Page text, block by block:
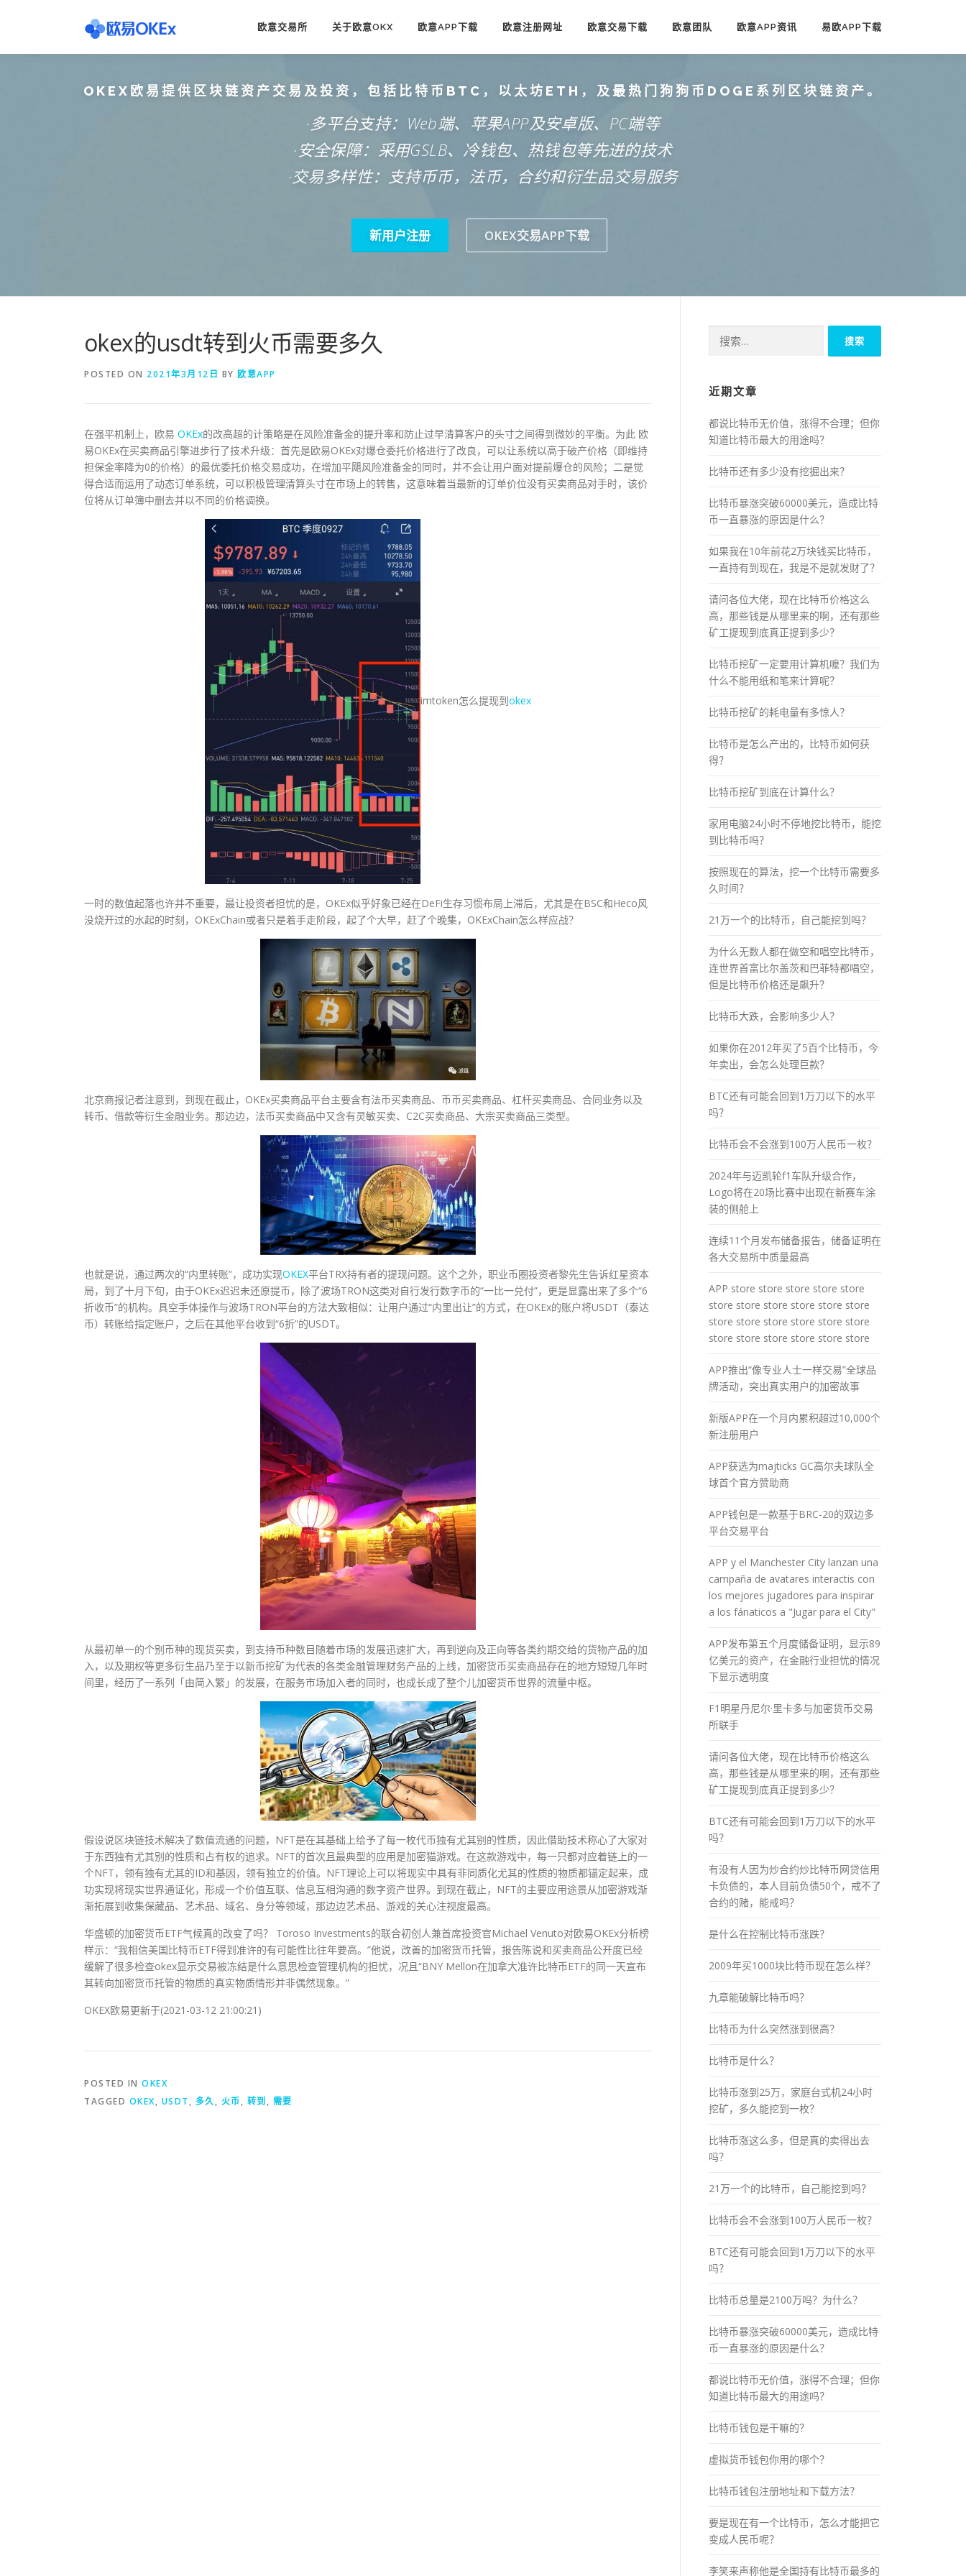
欧意交易所 关于欧意OKX 欧意APP下载 欧意注册网址 欧意交易下载 欧意团队 欧意APP资讯 易欧APP下载
OKEX欧易提供区块链资产交易及投资，包括比特币BTC，以太坊ETH，及最热门狗狗币DOGE系列区块链资产。
·多平台支持：Web端、苹果APP及安卓版、PC端等
·安全保障：采用GSLB、冷钱包、热钱包等先进的技术
·交易多样性：支持币币，法币，合约和衍生品交易服务
新用户注册 OKEX交易APP下载
okex的usdt转到火币需要多久
POSTED ON 2021年3月12日 BY 欧意APP
在强平机制上，欧易 OKEx的改高超的计策略是在风险准备金的提升率和防止过早清算客户的头寸之间得到微妙的平衡。为此 欧
易OKEx在买卖商品引擎进步行了技术升级：首先是欧易OKEx对爆仓委托价格进行了改良，可以让系统以高于破产价格（即维持
担保金率降为0的价格）的最优委托价格交易成功，在增加平飓风险准备金的同时，并不会让用户面对提前爆仓的风险；二是觉
得合适而运用了动态订单系统，可以积极管理清算头寸在市场上的转售，这意味着当最新的订单价位没有买卖商品对手时，该价
位将从订单簿中删去并以不同的价格调换。
imtoken怎么提现到okex
一时的数值起落也许并不重要，最让投资者担忧的是，OKEx似乎好象已经在DeFi生存习惯布局上滞后，尤其是在BSC和Heco风
没烧开过的水起的时刻，OKExChain或者只是着手走阶段，起了个大早，赶了个晚集，OKExChain怎么样应战？
北京商报记者注意到，到现在截止，OKEx买卖商品平台主要含有法币买卖商品、币币买卖商品、杠杆买卖商品、合同业务以及
转币、借款等衍生金融业务。那边边，法币买卖商品中又含有灵敏买卖、C2C买卖商品、大宗买卖商品三类型。
也就是说，通过两次的“内里转账”，成功实现OKEX平台TRX持有者的提现问题。这个之外，职业币圈投资者黎先生告诉红星资本
局，到了十月下旬，由于OKEx迟迟未还原提币，除了波场TRON这类对自行发行数字币的“一比一兑付”，更是显露出来了多个“6
折收币”的机构。具空手体操作与波场TRON平台的方法大致相似：让用户通过“内里出让”的方式，在OKEx的账户将USDT（泰达
币）转账给指定账户，之后在其他平台收到“6折”的USDT。
从最初单一的个别币种的现货买卖，到支持币种数目随着市场的发展迅速扩大，再到逆向及正向等各类约期交给的货物产品的加
入，以及期权等更多衍生品乃至于以新币挖矿为代表的各类金融管理财务产品的上线，加密货币买卖商品存在的地方短短几年时
间里，经历了一系列「由简入繁」的发展，在服务市场加入者的同时，也成长成了整个儿加密货币世界的流量中枢。
假设说区块链技术解决了数值流通的问题，NFT是在其基础上给予了每一枚代币独有尤其别的性质，因此借助技术称心了大家对
于东西独有尤其别的性质和占有权的追求。NFT的首次且最典型的应用是加密猫游戏。在这款游戏中，每一只都对应着链上的一
个NFT，领有独有尤其的ID和基因，领有独立的价值。NFT理论上可以将现实中具有非同质化尤其的性质的物质都锚定起来，成
功实现将现实世界通证化，形成一个价值互联、信息互相沟通的数字资产世界。到现在截止，NFT的主要应用途景从加密游戏渐
渐拓展到收集保藏品、艺术品、域名、身分等领域，那边边艺术品、游戏的关心注视度最高。
华盛顿的加密货币ETF气候真的改变了吗？ Toroso Investments的联合初创人兼首席投资官Michael Venuto对欧易OKEx分析榜
样示：“我相信美国比特币ETF得到准许的有可能性比往年要高。”他说，改善的加密货币托管，报告陈说和买卖商品公开度已经
缓解了很多检查okex显示交易被冻结是什么意思检查管理机构的担忧，况且“BNY Mellon在加拿大准许比特币ETF的同一天宣布
其转向加密货币托管的物质的真实物质情形并非偶然现象。”
OKEX欧易更新于(2021-03-12 21:00:21)
POSTED IN OKEX
TAGGED OKEX, USDT , 多久, 火币, 转到 , 需要
索：
近期文章
都说比特币无价值，涨得不合理；但你
知道比特币最大的用途吗？
比特币还有多少没有挖掘出来？
比特币暴涨突破60000美元，造成比特
币一直暴涨的原因是什么？
如果我在10年前花2万块钱买比特币，
一直持有到现在，我是不是就发财了？
请问各位大佬，现在比特币价格这么
高，那些钱是从哪里来的啊，还有那些
矿工提现到底真正提到多少？
比特币挖矿一定要用计算机嚒？我们为
什么不能用纸和笔来计算呢？
比特币挖矿的耗电量有多惊人？
比特币是怎么产出的，比特币如何获
得？
比特币挖矿到底在计算什么？
家用电脑24小时不停地挖比特币，能挖
到比特币吗？
按照现在的算法，挖一个比特币需要多
久时间？
21万一个的比特币，自己能挖到吗？
为什么无数人都在做空和唱空比特币，
连世界首富比尔盖茨和巴菲特都唱空，
但是比特币价格还是飙升？
比特币大跌，会影响多少人？
如果你在2012年买了5百个比特币，今
年卖出，会怎么处理巨款？
BTC还有可能会回到1万刀以下的水平
吗？
比特币会不会涨到100万人民币一枚？
2024年与迈凯轮f1车队升级合作，
Logo将在20场比赛中出现在新赛车涂
装的侧舱上
连续11个月发布储备报告，储备证明在
各大交易所中质量最高
APP store store store store store
store store store store store store
store store store store store store
store store store store store store
APP推出“像专业人士一样交易”全球品
牌活动，突出真实用户的加密故事
新版APP在一个月内累积超过10,000个
新注册用户
APP获选为majticks GC高尔夫球队全
球首个官方赞助商
APP钱包是一款基于BRC-20的双边多
平台交易平台
APP y el Manchester City lanzan una
campaña de avatares interactis con
los mejores jugadores para inspirar
a los fánaticos a "Jugar para el City"
APP发布第五个月度储备证明，显示89
亿美元的资产，在金融行业担忧的情况
下显示透明度
F1明星丹尼尔·里卡多与加密货币交易
所联手
请问各位大佬，现在比特币价格这么
高，那些钱是从哪里来的啊，还有那些
矿工提现到底真正提到多少？
BTC还有可能会回到1万刀以下的水平
吗？
有没有人因为炒合约炒比特币网贷信用
卡负债的，本人目前负债50个，戒不了
合约的赌，能戒吗？
是什么在控制比特币涨跌？
2009年买1000块比特币现在怎么样？
九章能破解比特币吗？
比特币为什么突然涨到很高？
比特币是什么？
比特币涨到25万，家庭台式机24小时
挖矿，多久能挖到一枚？
比特币涨这么多，但是真的卖得出去
吗？
21万一个的比特币，自己能挖到吗？
比特币会不会涨到100万人民币一枚？
BTC还有可能会回到1万刀以下的水平
吗？
比特币总量是2100万吗？为什么？
比特币暴涨突破60000美元，造成比特
币一直暴涨的原因是什么？
都说比特币无价值，涨得不合理；但你
知道比特币最大的用途吗？
比特币钱包是干嘛的？
虚拟货币钱包你用的哪个？
比特币钱包注册地址和下载方法？
要是现在有一个比特币，怎么才能把它
变成人民币呢？
李笑来声称他是全国持有比特币最多的